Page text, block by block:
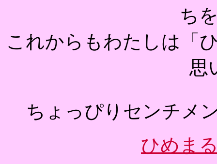
ち
これからもわたしは「
思
ちょっぴりセンチメ
ひめま